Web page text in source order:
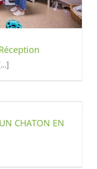
CHATON EN